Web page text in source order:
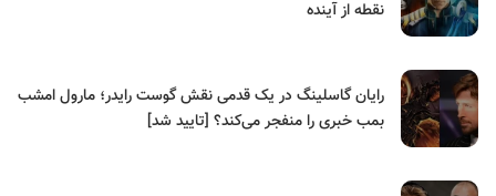
نقطه از آینده
رایان گاسلینگ در یک قدمی نقش گوست رایدر؛ مارول امشب
بمب خبری را منفجر می‌کند؟ [تایید شد]